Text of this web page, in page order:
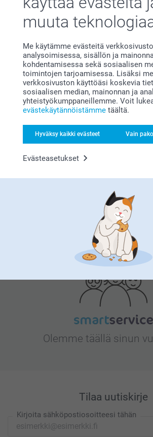
muuta
Me käytämme evästeitä
analysoimisessa, sisällön ja
kohdentamisessa sekä sosiaalisen
toimintojen tarjoamisessa. Lisäksi
verkkosivuston käyttöäsi koskevia
sosiaalisen median, mainonnan ja
yhteistyökumppaneillemme. Voit
evästekäytännöistämme täältä.
Hyväksy kaikki evästeet Vain
Evästeasetukset
Bonusta kaikista
Etsitkö
Olemme täällä sinun
Tilaa uutiskirje
Kirjoita sähköpostiosoitteesi tähän